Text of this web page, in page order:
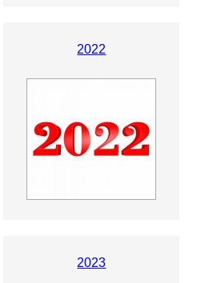
2022
2023